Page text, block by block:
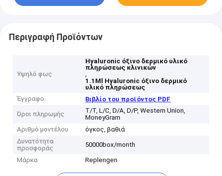
Περιγραφή Προϊόντων
Υψηλό φως
Hyaluronic όξινο δερμικό υλικό
πληρώσεως κλινικών
,
1.1Ml Hyaluronic όξινο δερμικό
υλικό πληρώσεως
Έγγραφο
Βιβλίο του προϊόντος PDF
Όροι πληρωμής
T/T, L/C, D/A, D/P, Western Union,
MoneyGram
Αριθμό μοντέλου
όγκος, βαθιά
Δυνατότητα
προσφοράς
50000box/month
Μάρκα Replengen